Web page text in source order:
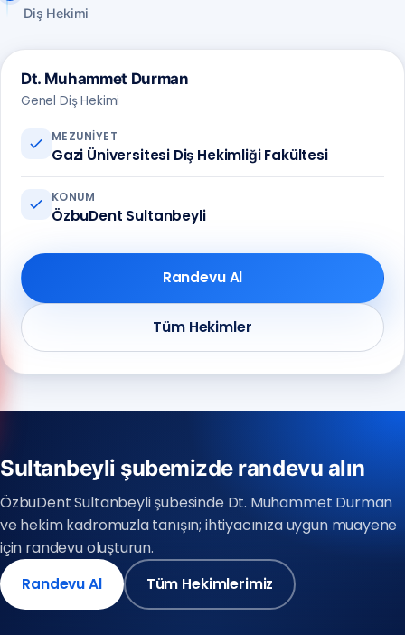
Diş Hekimi
Dt. Muhammet Durman
Genel Diş Hekimi
MEZUNIYET
Gazi Üniversitesi Diş Hekimliği Fakültesi
KONUM
ÖzbuDent Sultanbeyli
Randevu Al
Tüm Hekimler
Sultanbeyli şubemizde randevu alın
ÖzbuDent Sultanbeyli şubesinde Dt. Muhammet Durman
ve hekim kadromuzla tanışın; ihtiyacınıza uygun muayene
için randevu oluşturun.
Randevu Al Tüm Hekimlerimiz